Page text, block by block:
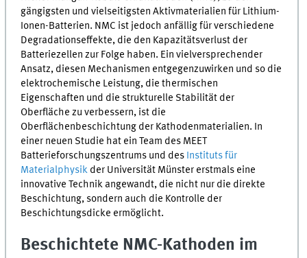
gängigsten und vielseitigsten Aktivmaterialien für Lithium-
Ionen-Batterien. NMC ist jedoch anfällig für verschiedene
Degradationseffekte, die den Kapazitätsverlust der
Batteriezellen zur Folge haben. Ein vielversprechender
Ansatz, diesen Mechanismen entgegenzuwirken und so die
elektrochemische Leistung, die thermischen
Eigenschaften und die strukturelle Stabilität der
Oberfläche zu verbessern, ist die
Oberflächenbeschichtung der Kathodenmaterialien. In
einer neuen Studie hat ein Team des MEET
Batterieforschungszentrums und des Instituts für
Materialphysik der Universität Münster erstmals eine
innovative Technik angewandt, die nicht nur die direkte
Beschichtung, sondern auch die Kontrolle der
Beschichtungsdicke ermöglicht.
Beschichtete NMC-Kathoden im